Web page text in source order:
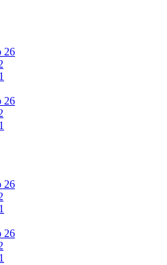
26
26
26
26